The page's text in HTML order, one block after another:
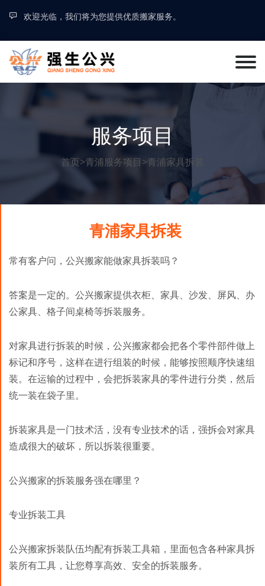
欢迎光临，我们将为您提供优质搬家服务。
服务项目
首页>青浦服务项目>青浦家具拆装
青浦家具拆装
常有客户问，公兴搬家能做家具拆装吗？
答案是一定的。公兴搬家提供衣柜、家具、沙发、屏风、办
公家具、格子间桌椅等拆装服务。
对家具进行拆装的时候，公兴搬家都会把各个零件部件做上
标记和序号，这样在进行组装的时候，能够按照顺序快速组
装。在运输的过程中，会把拆装家具的零件进行分类，然后
统一装在袋子里。
拆装家具是一门技术活，没有专业技术的话，强拆会对家具
造成很大的破坏，所以拆装很重要。
公兴搬家的拆装服务强在哪里？
专业拆装工具
公兴搬家拆装队伍均配有拆装工具箱，里面包含各种家具拆
装所有工具，让您尊享高效、安全的拆装服务。